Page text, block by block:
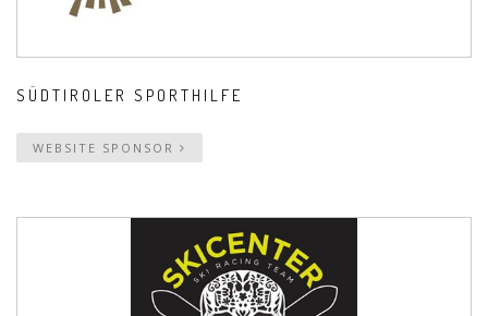
SÜDTIROLER SPORTHILFE
WEBSITE SPONSOR